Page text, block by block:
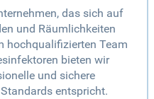
das sich auf
und Räumlichkeiten
hochqualifizierten Team
bieten wir
und sichere
entspricht.